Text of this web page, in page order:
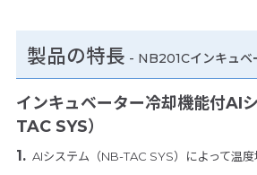
製品の特長 - NB201Cインキュベ
インキュベーター冷却機能付AI
TAC SYS）
AIシステム（NB-TAC SYS）によって温